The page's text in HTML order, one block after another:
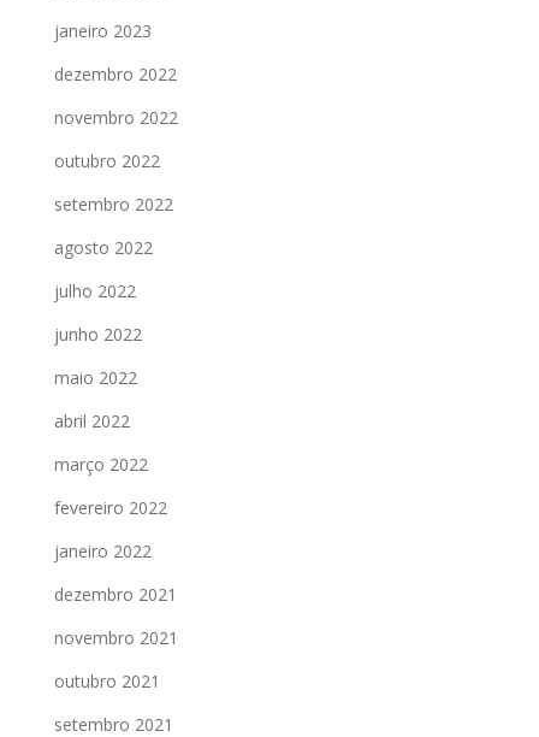
janeiro 2023
dezembro 2022
novembro 2022
outubro 2022
setembro 2022
agosto 2022
julho 2022
junho 2022
maio 2022
abril 2022
março 2022
fevereiro 2022
janeiro 2022
dezembro 2021
novembro 2021
outubro 2021
setembro 2021